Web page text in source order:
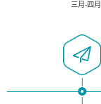
三月-四